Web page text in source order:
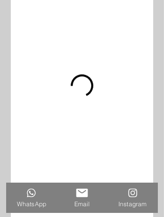
WhatsApp Email Instagram